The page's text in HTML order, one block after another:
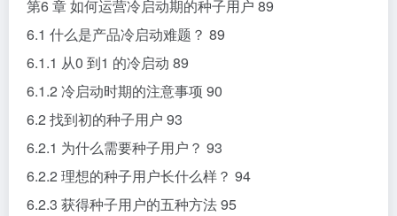
第6 章 如何运营冷启动期的种子用户 89
6.1 什么是产品冷启动难题？ 89
6.1.1 从0 到1 的冷启动 89
6.1.2 冷启动时期的注意事项 90
6.2 找到初的种子用户 93
6.2.1 为什么需要种子用户？ 93
6.2.2 理想的种子用户长什么样？ 94
6.2.3 获得种子用户的五种方法 95